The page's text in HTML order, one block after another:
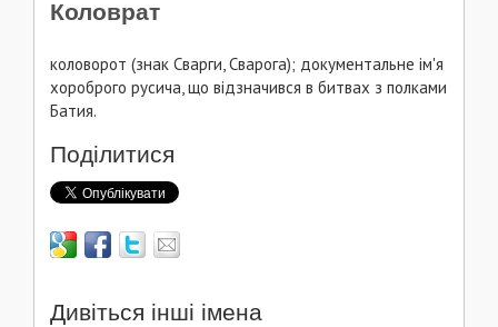
Коловрат
коловорот (знак Сварги, Сварога); документальне ім'я
хороброго русича, що відзначився в битвах з полками
Батия.
Поділитися
Дивіться інші імена